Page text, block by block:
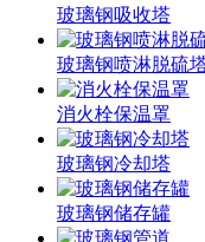
玻璃钢吸收塔
玻璃钢喷淋脱硫
消火栓保温罩
玻璃钢冷却塔
玻璃钢储存罐